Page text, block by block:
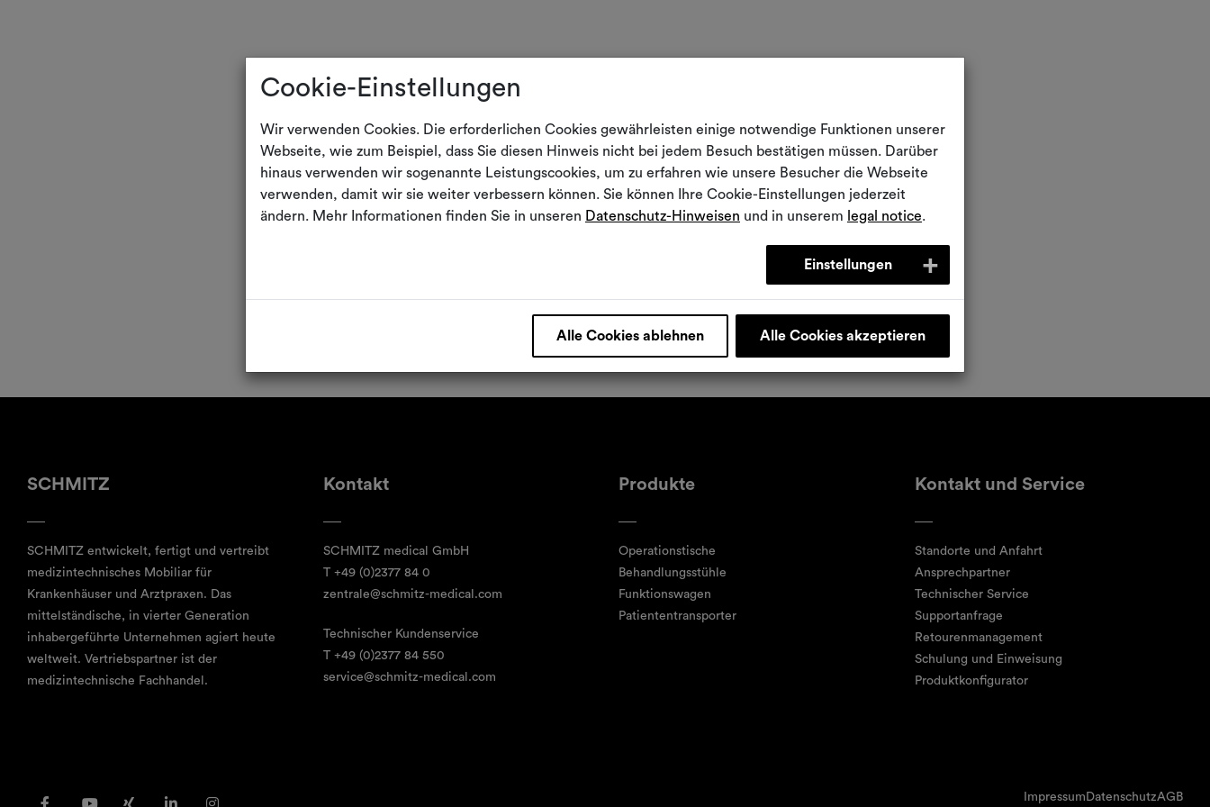
SCHMITZ
SCHMITZ entwickelt, fertigt und vertreibt
medizintechnisches Mobiliar für
Krankenhäuser und Arztpraxen. Das
mittelständische, in vierter Generation
inhabergeführte Unternehmen agiert heute
weltweit. Vertriebspartner ist der
medizintechnische Fachhandel.
Kontakt
SCHMITZ medical GmbH
T +49 (0)2377 84 0
zentrale@schmitz-medical.com
Technischer Kundenservice
T +49 (0)2377 84 550
service@schmitz-medical.com
Produkte
Operationstische
Behandlungsstühle
Funktionswagen
Patiententransporter
Kontakt und Service
Standorte und Anfahrt
Ansprechpartner
Technischer Service
Supportanfrage
Retourenmanagement
Schulung und Einweisung
Produktkonfigurator
Impressum DatenschutzAGB
Cookie-Einstellungen
Wir verwenden Cookies. Die erforderlichen Cookies gewährleisten einige notwendige Funktionen unserer
Webseite, wie zum Beispiel, dass Sie diesen Hinweis nicht bei jedem Besuch bestätigen müssen. Darüber
hinaus verwenden wir sogenannte Leistungscookies, um zu erfahren wie unsere Besucher die Webseite
verwenden, damit wir sie weiter verbessern können. Sie können Ihre Cookie-Einstellungen jederzeit
ändern. Mehr Informationen finden Sie in unseren Datenschutz-Hinweisen und in unserem legal notice.
Einstellungen
Alle Cookies ablehnen Alle Cookies akzeptieren